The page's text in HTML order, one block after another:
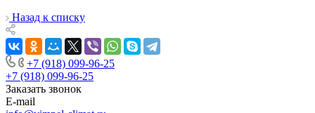
Назад к списку
+7 (918) 099-96-25
+7 (918) 099-96-25
Заказать звонок
E-mail